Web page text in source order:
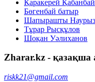
Қаракерей Қабанбай
Бөгенбай батыр
Шапырашты
Тұрар Рысқұлов
Шоқан Уәлиханов
Zharar.kz - қазақша
riskk21@gmail.com